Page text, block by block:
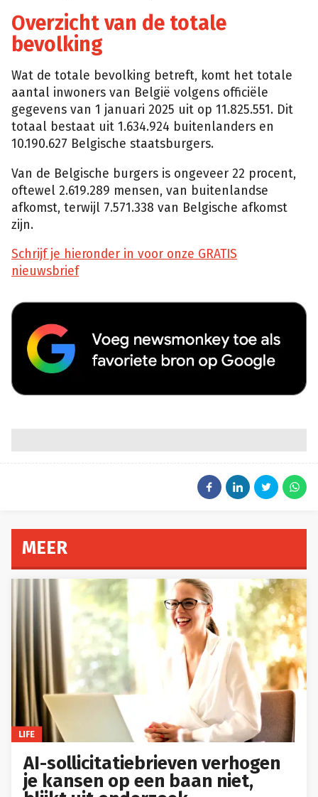
Overzicht van de totale
bevolking
Wat de totale bevolking betreft, komt het totale
aantal inwoners van België volgens officiële
gegevens van 1 januari 2025 uit op 11.825.551. Dit
totaal bestaat uit 1.634.924 buitenlanders en
10.190.627 Belgische staatsburgers.
Van de Belgische burgers is ongeveer 22 procent,
oftewel 2.619.289 mensen, van buitenlandse
afkomst, terwijl 7.571.338 van Belgische afkomst
zijn.
Schrijf je hieronder in voor onze GRATIS
nieuwsbrief
MEER
LIFE
AI-sollicitatiebrieven verhogen
je kansen op een baan niet,